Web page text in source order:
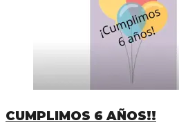
CUMPLIMOS 6 AÑOS!!